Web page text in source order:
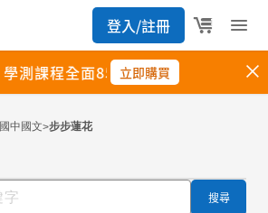
國中國文>步步蓮花
搜尋